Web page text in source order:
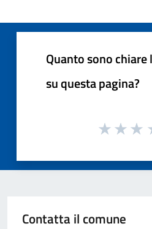
Quanto sono
su questa pagina?
Contatta il comune